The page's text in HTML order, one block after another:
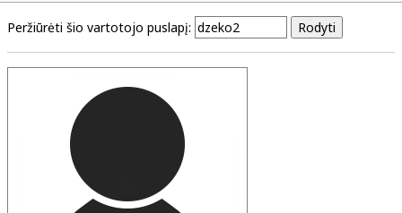
Peržiūrėti šio vartotojo puslapį: